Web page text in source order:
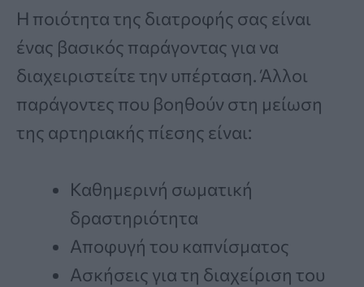
Η ποιότητα της διατροφής σας είναι
ένας βασικός παράγοντας για να
διαχειριστείτε την υπέρταση. Άλλοι
παράγοντες που βοηθούν στη μείωση
της αρτηριακής πίεσης είναι:
Καθημερινή σωματική
δραστηριότητα
Αποφυγή του καπνίσματος
Ασκήσεις για τη διαχείριση του